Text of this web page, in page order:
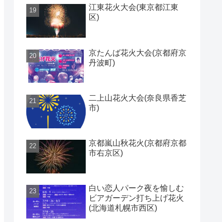
江東花火大会(東京都江東
区)
京たんば花火大会(京都府京
丹波町)
二上山花火大会(奈良県香芝
市)
京都嵐山秋花火(京都府京都
市右京区)
白い恋人パーク夜を愉しむ
ビアガーデン打ち上げ花火
(北海道札幌市西区)